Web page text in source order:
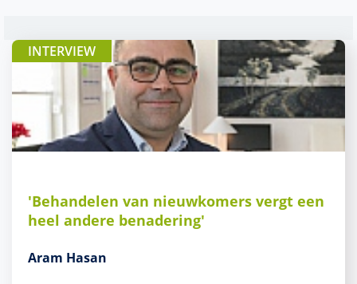
INTERVIEW
'Behandelen van nieuwkomers vergt een
heel andere benadering'
Aram Hasan